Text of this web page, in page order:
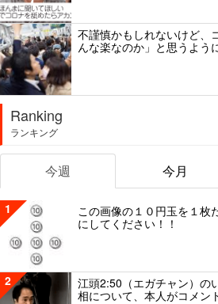
不謹慎かもしれないけど、
んな楽なのか」と思うよう
Ranking
ランキング
今週 今月
1
この画像の１０円玉を１枚
にしてください！！
2
江頭2:50（エガチャン）の
相について、本人がコメン